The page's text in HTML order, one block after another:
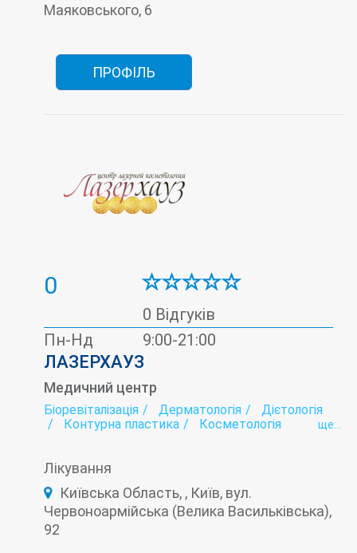
Маяковського, 6
ПРОФІЛЬ
0
0 Відгуків
Пн-Нд
9:00-21:00
ЛАЗЕРХАУЗ
Медичний центр
Біоревіталізація Дерматологія
Дієтологія
Контурна пластика
Косметологія
Тредліфтінг
ще...
Лікування
Київська Область, , Київ, вул.
Червоноармійська (Велика Васильківська),
92